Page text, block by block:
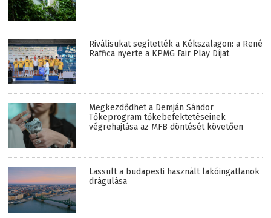
Riválisukat segítették a Kékszalagon: a René
Raffica nyerte a KPMG Fair Play Díjat
Megkezdődhet a Demján Sándor
Tőkeprogram tőkebefektetéseinek
végrehajtása az MFB döntését követően
Lassult a budapesti használt lakóingatlanok
drágulása